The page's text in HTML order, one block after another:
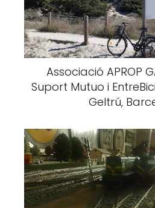
Associació APROP
Suport Mutuo i
Geltrú,